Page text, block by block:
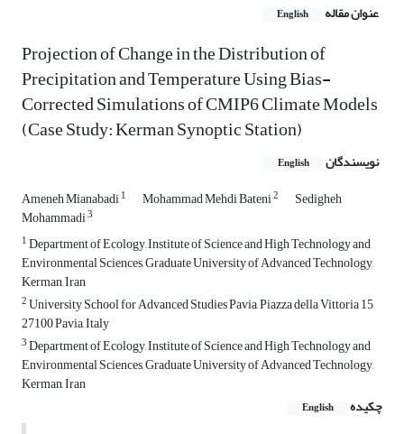
عنوان مقاله English
Projection of Change in the Distribution of
Precipitation and Temperature Using Bias-
Corrected Simulations of CMIP6 Climate Models
(Case Study: Kerman Synoptic Station)
نویسندگان English
Ameneh Mianabadi1 Mohammad Mehdi Bateni2 Sedigheh
Mohammadi3
1Department of Ecology, Institute of Science and High Technology and
Environmental Sciences, Graduate University of Advanced Technology,
Kerman, Iran
2University School for Advanced Studies Pavia, Piazza della Vittoria 15,
27100 Pavia, Italy
3Department of Ecology, Institute of Science and High Technology and
Environmental Sciences, Graduate University of Advanced Technology,
Kerman, Iran
چکیده
English